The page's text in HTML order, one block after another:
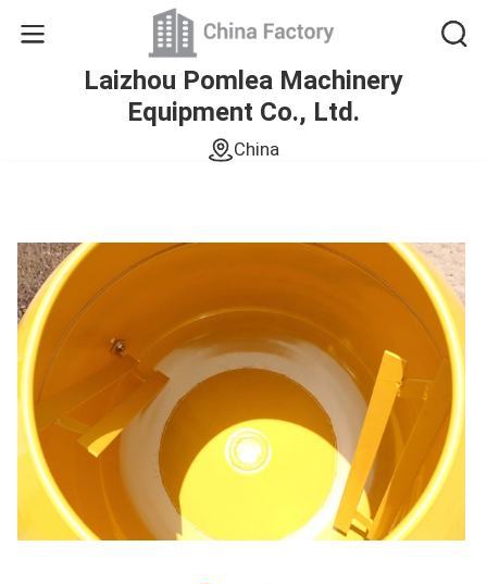
Laizhou Pomlea Machinery
Equipment Co., Ltd.
China